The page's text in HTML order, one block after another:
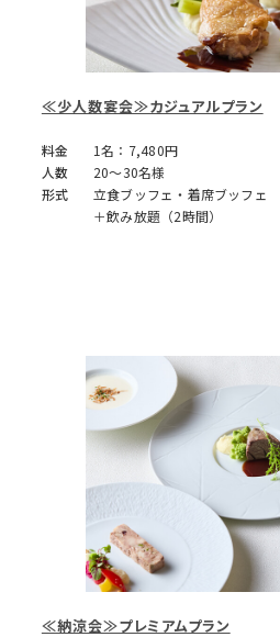
≪少人数宴会≫カジュアルプラン
料金
1名：7,480円
人数
20～30名様
形式
立食ブッフェ・着席ブッフェ
＋飲み放題（2時間）
≪納涼会≫プレミアムプラン